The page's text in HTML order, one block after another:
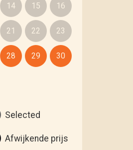
14 15 16
21 22 23
28 29 30
Selected
Afwijkende prijs